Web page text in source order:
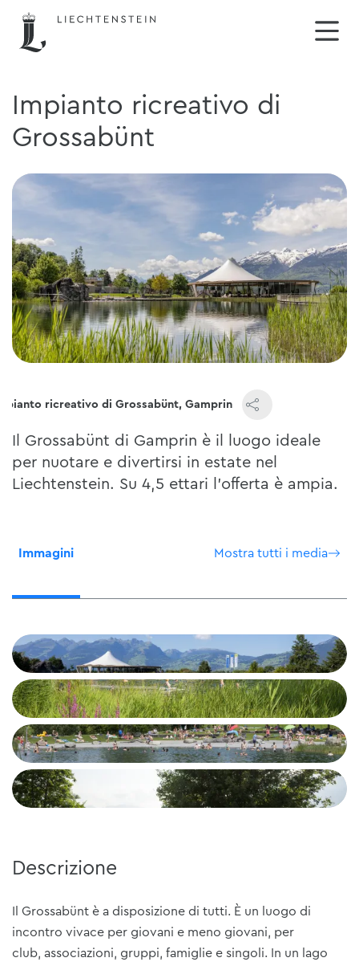
Impianto ricreativo di
Grossabünt
ricreativo di Grossabünt, Gamprin
Il Grossabünt di Gamprin è il luogo ideale
per nuotare e divertirsi in estate nel
Liechtenstein. Su 4,5 ettari l'offerta è ampia.
Immagini Mostra tutti i media
Descrizione
Il Grossabünt è a disposizione di tutti. È un luogo di
incontro vivace per giovani e meno giovani, per
club, associazioni, gruppi, famiglie e singoli. In un lago